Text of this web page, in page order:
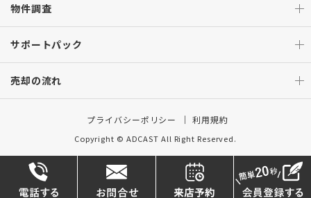
物件調査
サポートパック
売却の流れ
プライバシーポリシー 利用規約
Copyright © ADCAST All Right Reserved.